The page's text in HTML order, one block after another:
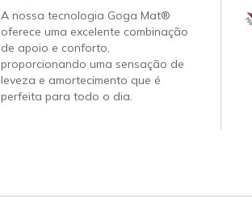
A nossa tecnologia Goga Mat®
oferece uma excelente combinação
de apoio e conforto,
proporcionando uma sensação de
leveza e amortecimento que é
perfeita para todo o dia.